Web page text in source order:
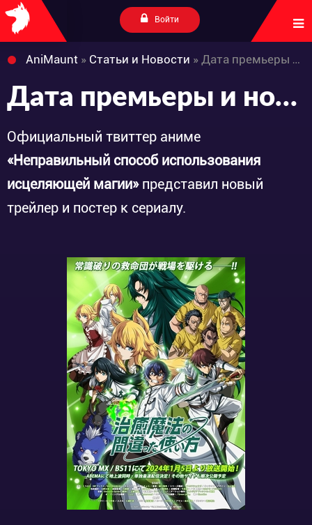
Войти
AniMaunt » Статьи и Новости » Дата премьеры и новый трейлер аниме «Chiyu Mahou no Machigatta Tsukaikata»
Дата премьеры и новый трейлер аниме «Chiyu Mahou no Machigatta Tsukaikata»
Официальный твиттер аниме
«Неправильный способ использования
исцеляющей магии»представил новый
трейлер и постер к сериалу.